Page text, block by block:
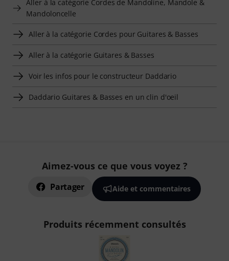
Aller à la catégorie Cordes de Mandoline, Mandole &
Mandoloncelle
Aller à la catégorie Cordes pour Guitares & Basses
Aller à la catégorie Guitares & Basses
Voir les infos pour le constructeur Daddario
Daddario Guitares & Basses en un clin d'oeil
Aimez-vous ce que vous voyez ?
Partager Aide et commentaires
Produits récemment consultés